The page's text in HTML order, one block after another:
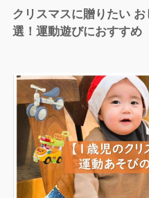
クリスマスに贈りたい
選！運動遊びにおすすめ